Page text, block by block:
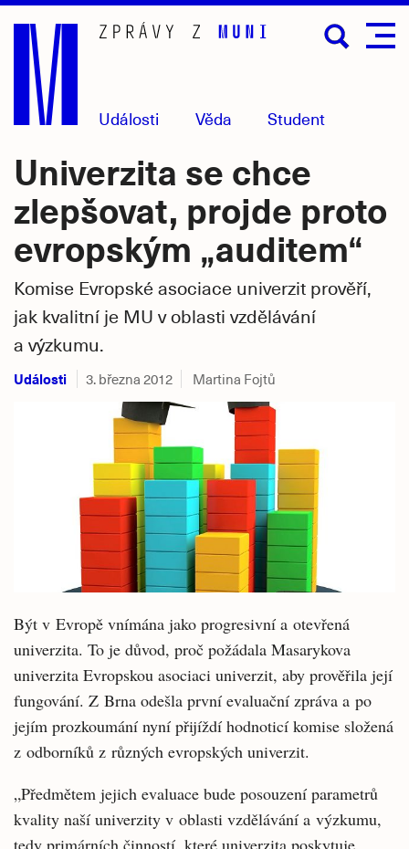
Přejít
hlavní
obsah
Události Věda Student
Univerzita se chce
zlepšovat, projde proto
evropským „auditem“
Komise Evropské asociace univerzit prověří,
jak kvalitní je MU v oblasti vzdělávání
a výzkumu.
Události 3. března 2012 Martina Fojtů
Být v Evropě vnímána jako progresivní a otevřená
univerzita. To je důvod, proč požádala Masarykova
univerzita Evropskou asociaci univerzit, aby prověřila její
fungování. Z Brna odešla první evaluační zpráva a po
jejím prozkoumání nyní přijíždí hodnoticí komise složená
z odborníků z různých evropských univerzit.
„Předmětem jejich evaluace bude posouzení parametrů
kvality naší univerzity v oblasti vzdělávání a výzkumu,
tedy primárních činností, které univerzita poskytuje,